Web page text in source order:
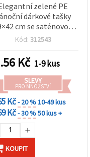
zelené PE
dárkové tašky
cm se saténovou
a bílým svátečním
Kód: 312543
Kč 1-9 kus
SLEVY
PRO MNOŽSTVÍ
Kč- 20 %10-49 kus
Kč- 30 %50 kus +
KOUPIT